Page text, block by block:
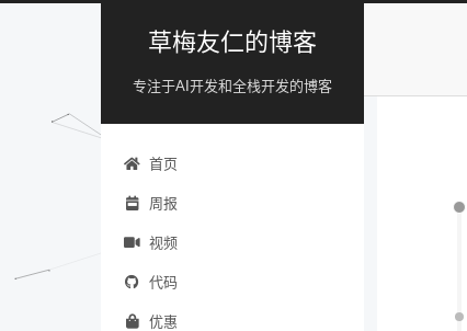
草梅友仁的博客
专注于AI开发和全栈开发的博客
首页
周报
视频
代码
优惠